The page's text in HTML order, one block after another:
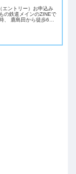
エントリー）お申込み
の鉄道メインのZINEで
、 鹿島田から徒歩6分